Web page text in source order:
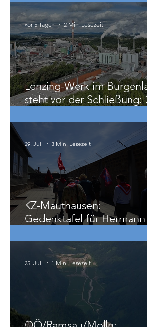
Lenzing-Werk im Burgenland
steht vor der Schließung: 300
vor 5 Tagen 2 Min. Lesezeit
KZ-Mauthausen:
Gedenktafel für Hermann
29. Juli 3 Min. Lesezeit
25. Juli 1 Min. Lesezeit